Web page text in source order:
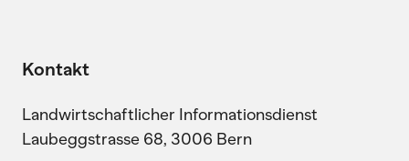
Kontakt
Landwirtschaftlicher Informationsdienst
Laubeggstrasse 68, 3006 Bern